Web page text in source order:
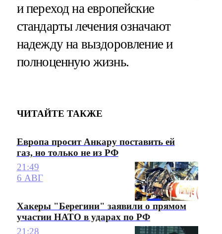
и переход на европейские
стандарты лечения означают
надежду на выздоровление и
полноценную жизнь.
ЧИТАЙТЕ ТАКЖЕ
Европа просит Анкару поставить ей
газ, но только не из РФ
21:49
6 АВГ
Хакеры "Берегини" заявили о прямом
участии НАТО в ударах по РФ
21:28